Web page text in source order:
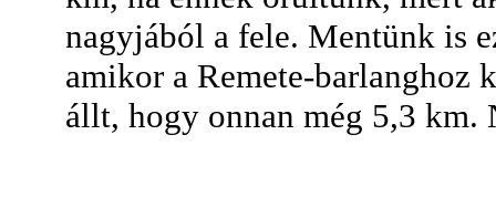
nagyjából a fele. Mentünk is
amikor a Remete-barlanghoz
állt, hogy onnan még 5,3 km.